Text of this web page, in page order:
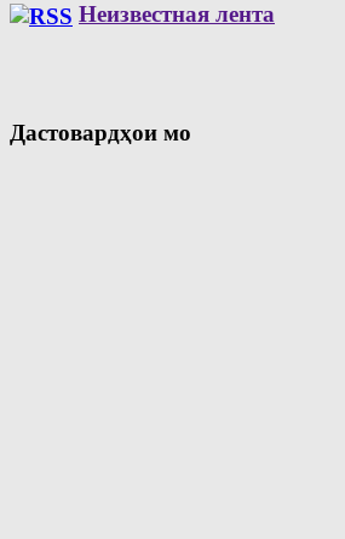
Неизвестная лента
Дастовардҳои мо